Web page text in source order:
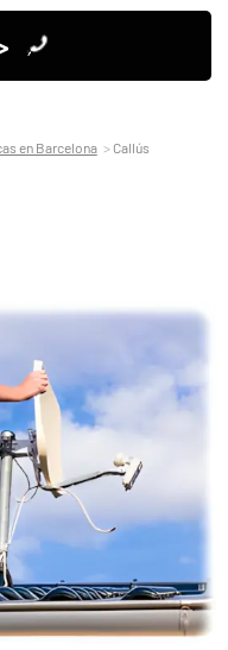
en Barcelona Callús